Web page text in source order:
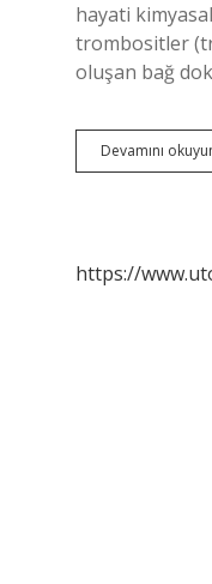
hayati
trombositler
oluşan bağ
Devamını
https://